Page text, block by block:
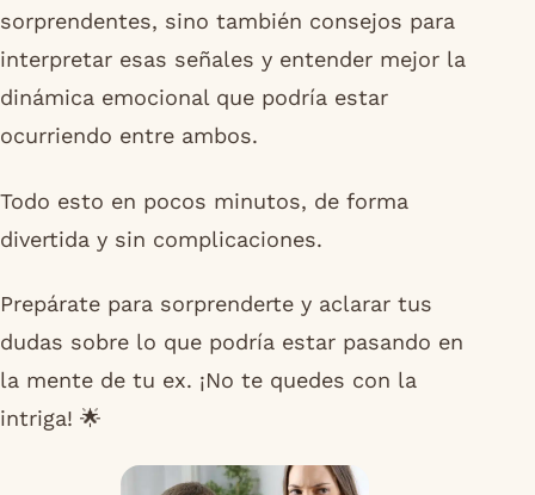
sorprendentes, sino también consejos para
interpretar esas señales y entender mejor la
dinámica emocional que podría estar
ocurriendo entre ambos.
Todo esto en pocos minutos, de forma
divertida y sin complicaciones.
Prepárate para sorprenderte y aclarar tus
dudas sobre lo que podría estar pasando en
la mente de tu ex. ¡No te quedes con la
intriga! 🌟